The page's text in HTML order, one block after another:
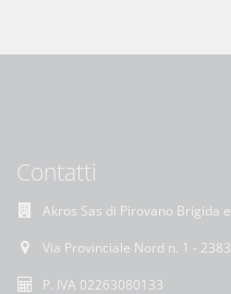
Contatti
Akros Sas di Pirovano Brigida e
Via Provinciale Nord n. 1 -
P. IVA 02263080133